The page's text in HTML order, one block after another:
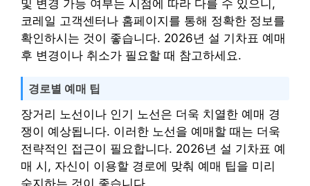
및 변경 가능 여부는 시점에 따라 다를 수 있으니,
코레일 고객센터나 홈페이지를 통해 정확한 정보를
확인하시는 것이 좋습니다. 2026년 설 기차표 예매
후 변경이나 취소가 필요할 때 참고하세요.
경로별 예매 팁
장거리 노선이나 인기 노선은 더욱 치열한 예매 경
쟁이 예상됩니다. 이러한 노선을 예매할 때는 더욱
전략적인 접근이 필요합니다. 2026년 설 기차표 예
매 시, 자신이 이용할 경로에 맞춰 예매 팁을 미리
숙지하는 것이 좋습니다.